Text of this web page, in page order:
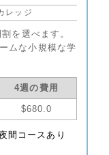
レッジ
を選べます。
ムな小規模な学
4週の費用
$680.0
間コースあり